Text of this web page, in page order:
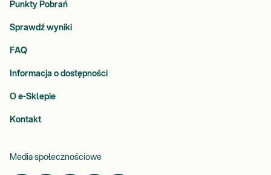
Punkty Pobrań
Sprawdź wyniki
FAQ
Informacja o dostępności
O e-Sklepie
Kontakt
Media społecznościowe